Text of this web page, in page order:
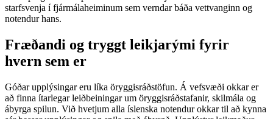
starfsvenja í fjármálaheiminum sem verndar báða vettvanginn og
notendur hans.
Fræðandi og tryggt leikjarými fyrir
hvern sem er
Góðar upplýsingar eru líka öryggisráðstöfun. Á vefsvæði okkar er
að finna ítarlegar leiðbeiningar um öryggisráðstafanir, skilmála og
ábyrga spilun. Við hvetjum alla íslenska notendur okkar til að kynna